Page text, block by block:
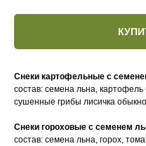
Снеки картофельные с
состав: семена льна,
сушенные грибы лисичка
Снеки гороховые с семенем
состав: семена льна, горох,